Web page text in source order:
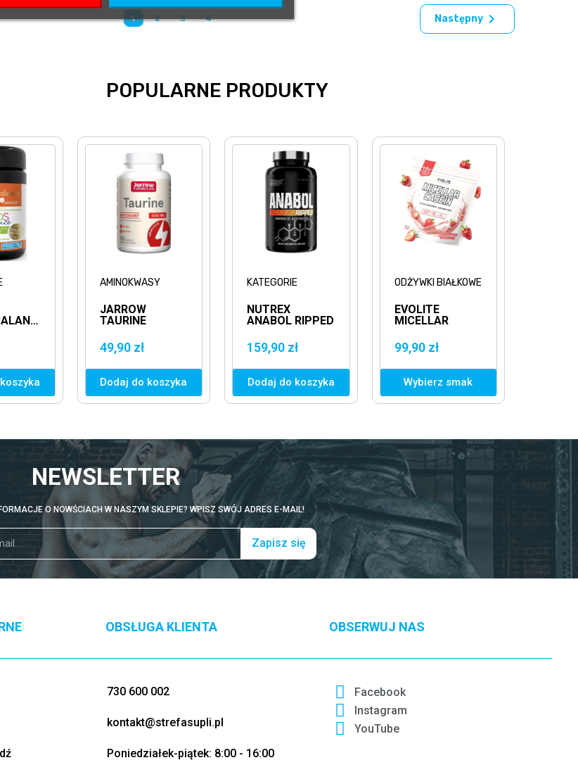
1 2 3 4 Następny 
POPULARNE PRODUKTY
AMINOKWASY
JARROW
TAURINE
100KAPS.
TAURYNA
49,90 zł
Dodaj do koszyka
KATEGORIE
NUTREX
ANABOL RIPPED
SPALACZ
TŁUSZCZU
159,90 zł
Dodaj do koszyka
ODŻYWKI BIAŁKOWE
EVOLITE
MICELLAR
KAZEINA
MICELARNA
99,90 zł
Wybierz smak
NEWSLETTER
O NOWŚCIACH W NASZYM SKLEPIE? WPISZ SWÓJ ADRES E-MAIL!
Zapisz się
OBSŁUGA KLIENTA
730 600 002
kontakt@strefasupli.pl
Poniedziałek-piątek: 8:00 - 16:00
OBSERWUJ NAS
Facebook
Instagram
YouTube